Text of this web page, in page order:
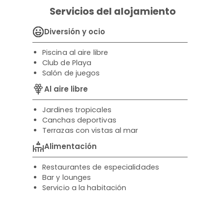
Servicios del alojamiento
Diversión y ocio
Piscina al aire libre
Club de Playa
Salón de juegos
Al aire libre
Jardines tropicales
Canchas deportivas
Terrazas con vistas al mar
Alimentación
Restaurantes de especialidades
Bar y lounges
Servicio a la habitación